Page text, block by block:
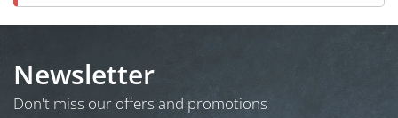
Newsletter
Don't miss our offers and promotions